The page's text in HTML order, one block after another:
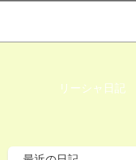
リーシャ日記